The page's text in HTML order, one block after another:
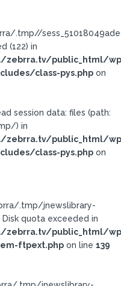
.tmp//
(122) in
public_html/
class-pys.php on
session data: files (path:
) in
public_html/
class-pys.php on
.tmp/jnewslibrary-
quota exceeded in
public_html/
ftpext.php on line 139